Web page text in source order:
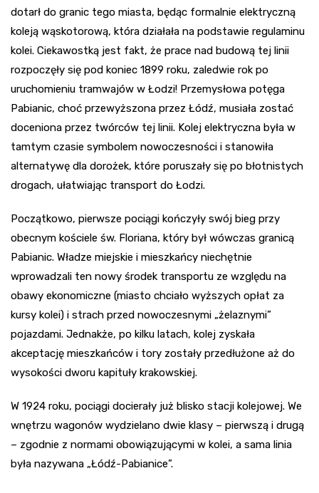
dotarł do granic tego miasta, będąc formalnie elektryczną
koleją wąskotorową, która działała na podstawie regulaminu
kolei. Ciekawostką jest fakt, że prace nad budową tej linii
rozpoczęły się pod koniec 1899 roku, zaledwie rok po
uruchomieniu tramwajów w Łodzi! Przemysłowa potęga
Pabianic, choć przewyższona przez Łódź, musiała zostać
doceniona przez twórców tej linii. Kolej elektryczna była w
tamtym czasie symbolem nowoczesności i stanowiła
alternatywę dla dorożek, które poruszały się po błotnistych
drogach, ułatwiając transport do Łodzi.
Początkowo, pierwsze pociągi kończyły swój bieg przy
obecnym kościele św. Floriana, który był wówczas granicą
Pabianic. Władze miejskie i mieszkańcy niechętnie
wprowadzali ten nowy środek transportu ze względu na
obawy ekonomiczne (miasto chciało wyższych opłat za
kursy kolei) i strach przed nowoczesnymi „żelaznymi”
pojazdami. Jednakże, po kilku latach, kolej zyskała
akceptację mieszkańców i tory zostały przedłużone aż do
wysokości dworu kapituły krakowskiej.
W 1924 roku, pociągi docierały już blisko stacji kolejowej. We
wnętrzu wagonów wydzielano dwie klasy – pierwszą i drugą
– zgodnie z normami obowiązującymi w kolei, a sama linia
była nazywana „Łódź-Pabianice”.